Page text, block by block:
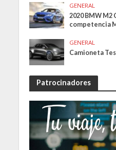
GENERAL
2020 BMW M2
competencia
GENERAL
Camioneta
Patrocinadores